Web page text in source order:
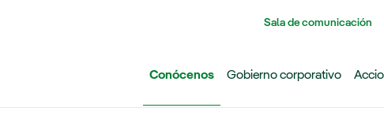
Sala de comunicación
Conócenos Gobierno corporativo